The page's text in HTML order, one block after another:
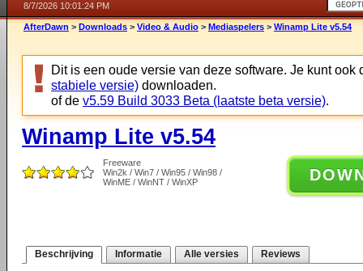
8/7/2026 10:01:24 PM
AfterDawn > Downloads > Video & Audio > Mediaspelers > Winamp Lite v5.54
Dit is een oude versie van deze software. Je kunt ook
stabiele versie) downloaden.
of de v5.59 Build 3033 Beta (laatste beta versie).
Winamp Lite v5.54
Freeware
Win2k / Win7 / Win95 / Win98 /
WinME / WinNT / WinXP
Beschrijving Informatie Alle versies Reviews